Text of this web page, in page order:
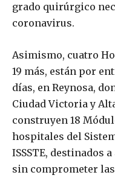
grado quirúrgico
coronavirus.
Asimismo, cuatro
19 más, están por
días, en Reynosa,
Ciudad Victoria y
construyen 18
hospitales del
ISSSTE, destinados
sin comprometer